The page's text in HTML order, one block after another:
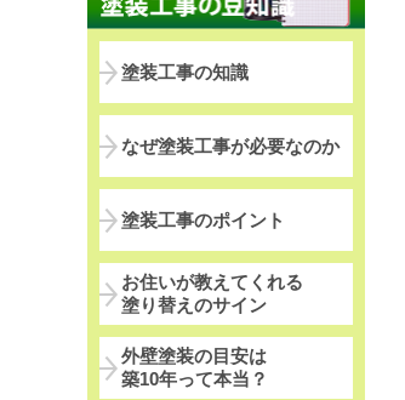
塗装工事の知識
なぜ塗装工事が必要なのか
塗装工事のポイント
お住いが教えてくれる
塗り替えのサイン
外壁塗装の目安は
築10年って本当？